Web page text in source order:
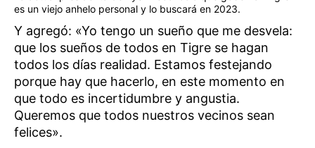
es un viejo anhelo personal y lo buscará en 2023.
Y agregó: «Yo tengo un sueño que me desvela:
que los sueños de todos en Tigre se hagan
todos los días realidad. Estamos festejando
porque hay que hacerlo, en este momento en
que todo es incertidumbre y angustia.
Queremos que todos nuestros vecinos sean
felices».